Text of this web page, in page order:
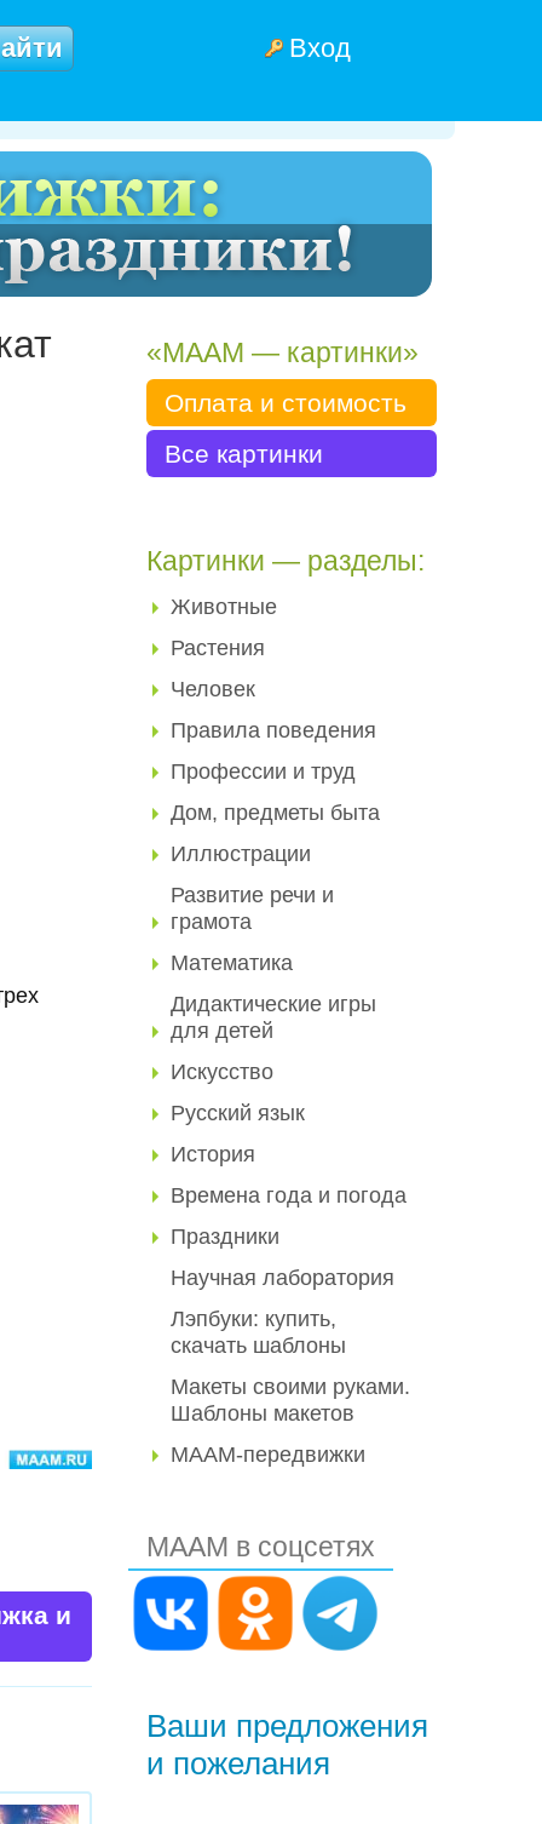
Вход
и
«МААМ — картинки»
Оплата и стоимость
Все картинки
Картинки — разделы:
Животные
Растения
Человек
Правила поведения
Профессии и труд
Дом, предметы быта
Иллюстрации
Развитие речи и
грамота
Математика
Дидактические игры
для детей
Искусство
Русский язык
История
Времена года и погода
Праздники
Научная лаборатория
Лэпбуки: купить,
скачать шаблоны
Макеты своими руками.
Шаблоны макетов
МААМ-передвижки
МААМ в соцсетях
Ваши предложения
и пожелания